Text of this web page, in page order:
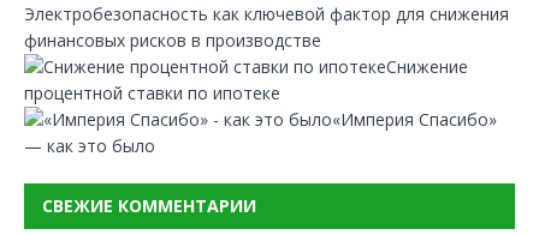
Электробезопасность как ключевой фактор для снижения
финансовых рисков в производстве
Снижение
процентной ставки по ипотеке
«Империя Спасибо»
— как это было
СВЕЖИЕ КОММЕНТАРИИ